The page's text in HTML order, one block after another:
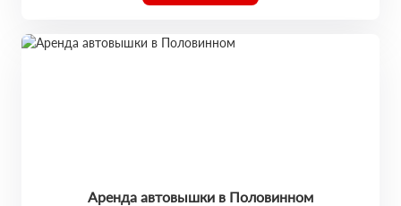
Аренда автовышки в Половинном